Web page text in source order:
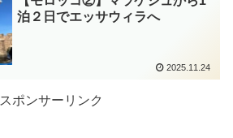
泊２日でエッサウィラへ
2025.11.24
スポンサーリンク